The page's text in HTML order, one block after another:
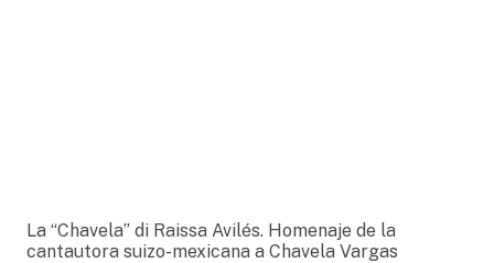
La “Chavela” di Raissa Avilés. Homenaje de la
cantautora suizo-mexicana a Chavela Vargas